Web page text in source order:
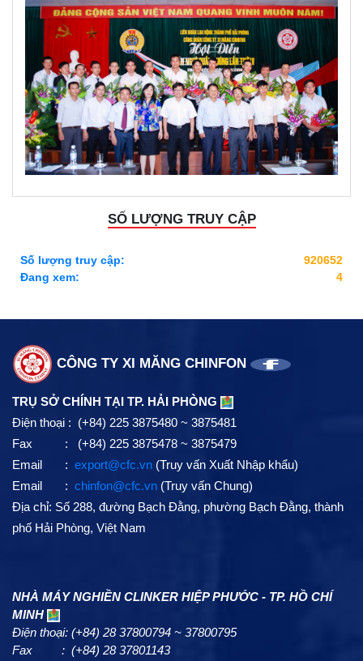
SỐ LƯỢNG TRUY CẬP
Số lượng truy cập:
920652
Đang xem:
4
CÔNG TY XI MĂNG CHINFON
TRỤ SỞ CHÍNH TẠI TP. HẢI PHÒNG
Điện thoại : (+84) 225 3875480 ~ 3875481
Fax : (+84) 225 3875478 ~ 3875479
Email : export@cfc.vn (Truy vấn Xuất Nhập khẩu)
Email : chinfon@cfc.vn (Truy vấn Chung)
Địa chỉ: Số 288, đường Bạch Đằng, phường Bạch Đằng, thành
phố Hải Phòng, Việt Nam
NHÀ MÁY NGHIỀN CLINKER HIỆP PHƯỚC - TP. HỒ CHÍ
MINH
Điện thoại: (+84) 28 37800794 ~ 37800795
Fax : (+84) 28 37801143